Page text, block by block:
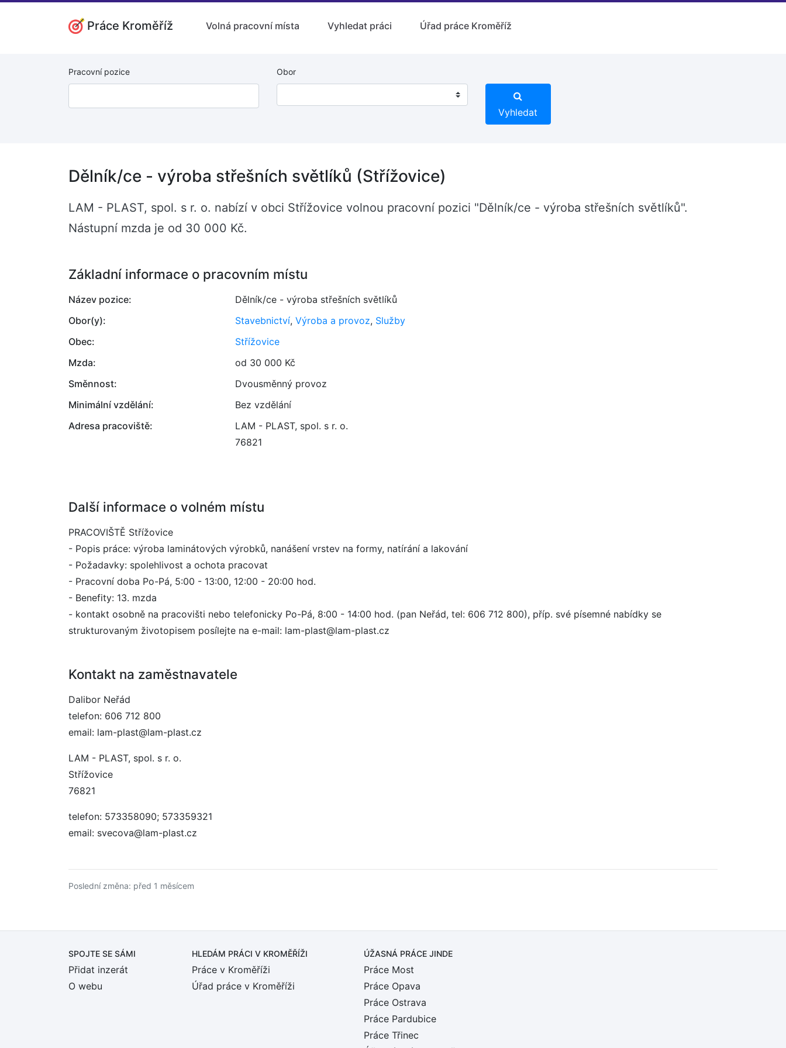
Práce Kroměříž Volná pracovní místa Vyhledat práci Úřad práce Kroměříž
Pracovní pozice Obor
Vyhledat
Dělník/ce - výroba střešních světlíků (Střížovice)
LAM - PLAST, spol. s r. o. nabízí v obci Střížovice volnou pracovní pozici "Dělník/ce - výroba střešních světlíků".
Nástupní mzda je od 30 000 Kč.
Základní informace o pracovním místu
Název pozice:
Dělník/ce - výroba střešních světlíků
Obor(y):
Stavebnictví, Výroba a provoz, Služby
Obec:
Střížovice
Mzda:
od 30 000 Kč
Směnnost:
Dvousměnný provoz
Minimální vzdělání:
Bez vzdělání
Adresa pracoviště:
LAM - PLAST, spol. s r. o.
76821
Další informace o volném místu
PRACOVIŠTĚ Střížovice
- Popis práce: výroba laminátových výrobků, nanášení vrstev na formy, natírání a lakování
- Požadavky: spolehlivost a ochota pracovat
- Pracovní doba Po-Pá, 5:00 - 13:00, 12:00 - 20:00 hod.
- Benefity: 13. mzda
- kontakt osobně na pracovišti nebo telefonicky Po-Pá, 8:00 - 14:00 hod. (pan Neřád, tel: 606 712 800), příp. své písemné nabídky se
strukturovaným životopisem posílejte na e-mail: lam-plast@lam-plast.cz
Kontakt na zaměstnavatele
Dalibor Neřád
telefon: 606 712 800
email: lam-plast@lam-plast.cz
LAM - PLAST, spol. s r. o.
Střížovice
76821
telefon: 573358090; 573359321
email: svecova@lam-plast.cz
Poslední změna: před 1 měsícem
SPOJTE SE SÁMI
Přidat inzerát
O webu
HLEDÁM PRÁCI V KROMĚŘÍŽI
Práce v Kroměříži
Úřad práce v Kroměříži
ÚŽASNÁ PRÁCE JINDE
Práce Most
Práce Opava
Práce Ostrava
Práce Pardubice
Práce Třinec